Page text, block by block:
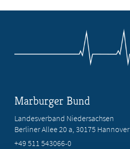
Marburger Bund
Landesverband Niedersachsen
Berliner Allee 20 a, 30175 Hannover
+49 511 543066-0